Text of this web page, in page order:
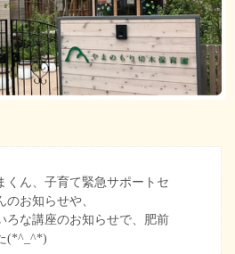
くん、子育て緊急サポートセ
のお知らせや、
ろな講座のお知らせで、肥前
(*^_^*)